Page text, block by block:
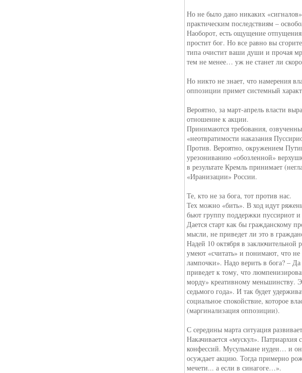
Но не было дано никаких
практическим последствиям –
Наоборот, есть ощущение
простит бог. Но все равно вы
типа очистит ваши души и прочая
тем не менее… уж не станет ли
Но никто не знает, что намерения
оппозиции примет системный
Вероятно, за март-апрель власти
отношение к акции.
Принимаются требования,
«неотвратимости наказания
Против. Вероятно, окружением
урезониванию «обозленной»
в результате Кремль принимает
«Иранизации» России.
Те, кто не за бога, тот против нас.
Тех можно «бить». В ход идут
бьют группу поддержки пуссириот
Дается старт как бы гражданскому
мысли, не приведет ли это в
Надей 10 октября в
умеют «считать» и понимают, что
лампочки». Надо верить в бога? –
приведет к тому, что
морду» креативному меньшинству.
седьмого года». И так будет
социальное спокойствие, которое
(маргинализация оппозиции).
С середины марта ситуация
Накачивается «мускул». Патриархия
конфессий. Мусульмане иудеи… и
осуждает акцию. Тогда примерно
мечети... а если в синагоге…».